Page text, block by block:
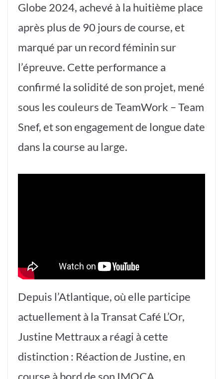
Globe 2024, achevé à la huitième place
après plus de 90 jours de course, et
marqué par un record féminin sur
l’épreuve. Cette performance a
confirmé la solidité de son projet, mené
sous les couleurs de TeamWork – Team
Snef, et son engagement de longue date
dans la course au large.
Depuis l’Atlantique, où elle participe
actuellement à la Transat Café L’Or,
Justine Mettraux a réagi à cette
distinction : Réaction de Justine, en